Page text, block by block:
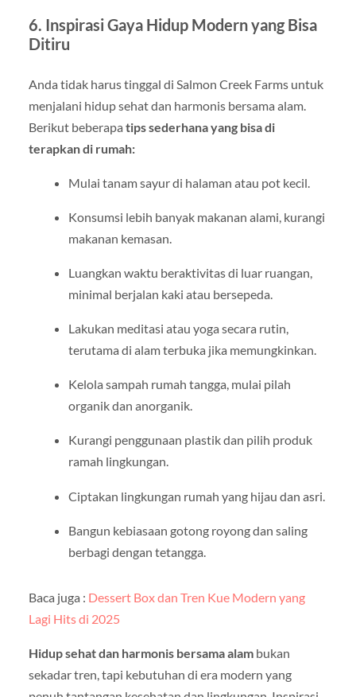
6. Inspirasi Gaya Hidup Modern yang Bisa
Ditiru
Anda tidak harus tinggal di Salmon Creek Farms untuk
menjalani hidup sehat dan harmonis bersama alam.
Berikut beberapa tips sederhana yang bisa di
terapkan di rumah:
Mulai tanam sayur di halaman atau pot kecil.
Konsumsi lebih banyak makanan alami, kurangi
makanan kemasan.
Luangkan waktu beraktivitas di luar ruangan,
minimal berjalan kaki atau bersepeda.
Lakukan meditasi atau yoga secara rutin,
terutama di alam terbuka jika memungkinkan.
Kelola sampah rumah tangga, mulai pilah
organik dan anorganik.
Kurangi penggunaan plastik dan pilih produk
ramah lingkungan.
Ciptakan lingkungan rumah yang hijau dan asri.
Bangun kebiasaan gotong royong dan saling
berbagi dengan tetangga.
Baca juga : Dessert Box dan Tren Kue Modern yang
Lagi Hits di 2025
Hidup sehat dan harmonis bersama alambukan
sekadar tren, tapi kebutuhan di era modern yang